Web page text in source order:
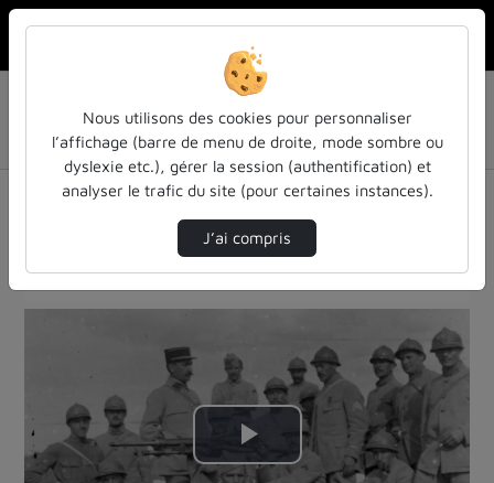
MOOC Verdun #1 - Sur les pas des combattants de
Verdun : 1916-2016
La Bataille Des Paradoxes- Cours N°5 - Thème…
MOOC Verdun #1 - Sur les pas des
combattants de Verdun : 1916-2016
Description de la chaîne
Lire
Nous utilisons des cookies pour personnaliser
l’affichage (barre de menu de droite, mode sombre ou
dyslexie etc.), gérer la session (authentification) et
analyser le trafic du site (pour certaines instances).
J’ai compris